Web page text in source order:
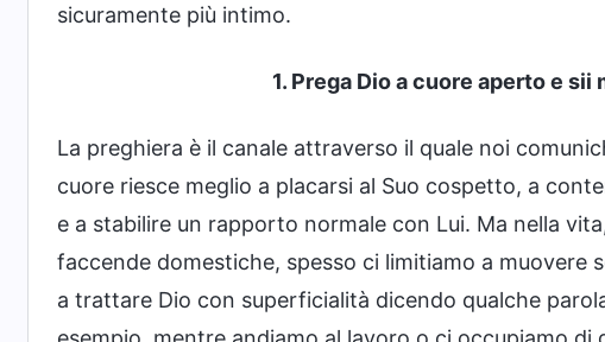
sicuramente più intimo.
1. Prega Dio a cuore aperto e
La preghiera è il canale attraverso il quale noi
cuore riesce meglio a placarsi al Suo cospetto, a
e a stabilire un rapporto normale con Lui. Ma nella
faccende domestiche, spesso ci limitiamo a muovere
a trattare Dio con superficialità dicendo qualche